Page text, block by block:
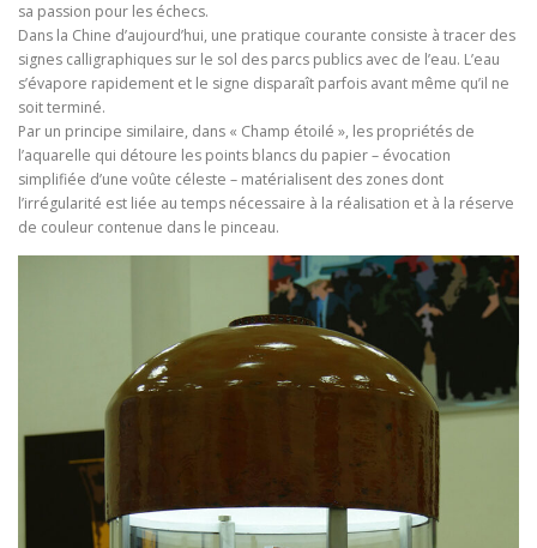
sa passion pour les échecs.
Dans la Chine d’aujourd’hui, une pratique courante consiste à tracer des
signes calligraphiques sur le sol des parcs publics avec de l’eau. L’eau
s’évapore rapidement et le signe disparaît parfois avant même qu’il ne
soit terminé.
Par un principe similaire, dans « Champ étoilé », les propriétés de
l’aquarelle qui détoure les points blancs du papier – évocation
simplifiée d’une voûte céleste – matérialisent des zones dont
l’irrégularité est liée au temps nécessaire à la réalisation et à la réserve
de couleur contenue dans le pinceau.